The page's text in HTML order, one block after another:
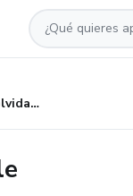
Una mamada inolvidable